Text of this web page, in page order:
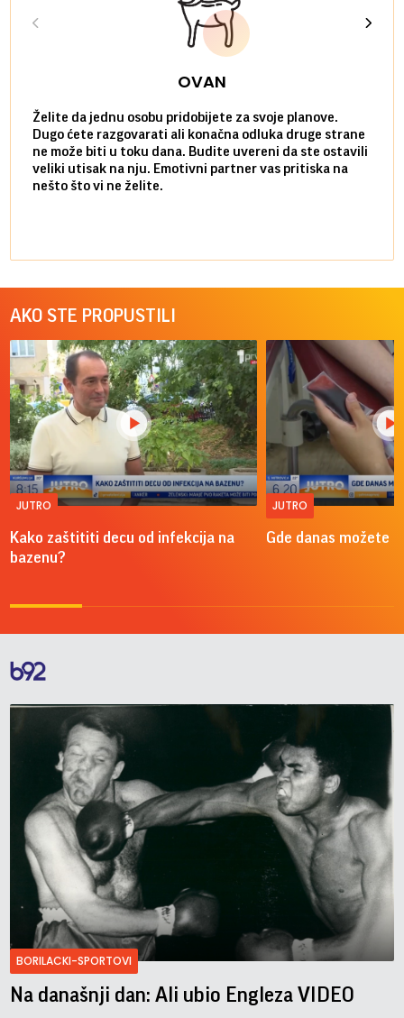
OVAN
Želite da jednu osobu pridobijete za svoje planove.
Dugo ćete razgovarati ali konačna odluka druge strane
ne može biti u toku dana. Budite uvereni da ste ostavili
veliki utisak na nju. Emotivni partner vas pritiska na
nešto što vi ne želite.
AKO STE PROPUSTILI
JUTRO
Kako zaštititi decu od infekcija na
bazenu?
JUTRO
Gde danas možete
BORILACKI-SPORTOVI
Na današnji dan: Ali ubio Engleza VIDEO